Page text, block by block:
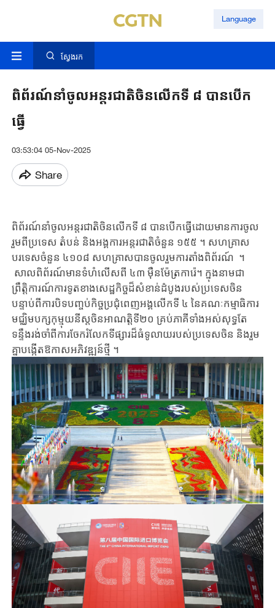
Language
ស្វែងរក
ពិព័រណ៍នាំចូលអន្តរជាតិចិនលើកទី ៨ បាន​បើក
ធ្វើ​
03:53:04 05-Nov-2025
Share
ពិព័រណ៍នាំចូលអន្តរជាតិចិនលើកទី ៨ បាន​បើក​ធ្វើ​ដោយ​មានការ​ចូល
រួមពីប្រទេស តំបន់ និងអង្គការអន្តរជាតិចំនួន ១៥៥ ។ សហគ្រាស
បរទេស​ចំនួន ៤១០៨ សហគ្រាស​បាន​ចូល​រួមការ​​​តាំង​ពិព័រណ៍​ ។
សាល​ពិព័រណ៍​មាន​ទំហំ​​​លើសពី ៤៣ ម៉ឺន​ម៉ែត្រការ៉េ។ ក្នុងនាមជា
ព្រឹត្តិការណ៍ការទូតខាង​សេដ្ឋកិច្ចដ៏សំខាន់ដំបូងរបស់​ប្រទេសចិន
បន្ទាប់ពីការបិទ​​បញ្ចប់​​កិច្ច​​ប្រជុំ​ពេញអង្គលើកទី ៤ នៃគណៈកម្មាធិការ
មជ្ឈិម​​បក្សកុម្មុយនី​ស្តចិនអាណត្តិ​ទី២០​ គ្រប់ភាគីទាំងអស់សុទ្ធតែ​
ទន្ទឹងរង់ចាំពីការ​ចែករំលែកទីផ្សារដ៏ធំទូលាយរបស់ប្រទេសចិន និងរួម​
គ្នា​បង្កើតឱកាសអភិវឌ្ឍន៍ថ្មី​ ។